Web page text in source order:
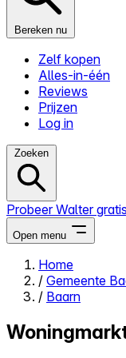
Bereken nu
Zelf kopen
Alles-in-één
Reviews
Prijzen
Log in
Zoeken
Probeer Walter gratis
Open menu
Close menu
Home
/ Gemeente
/ Baarn